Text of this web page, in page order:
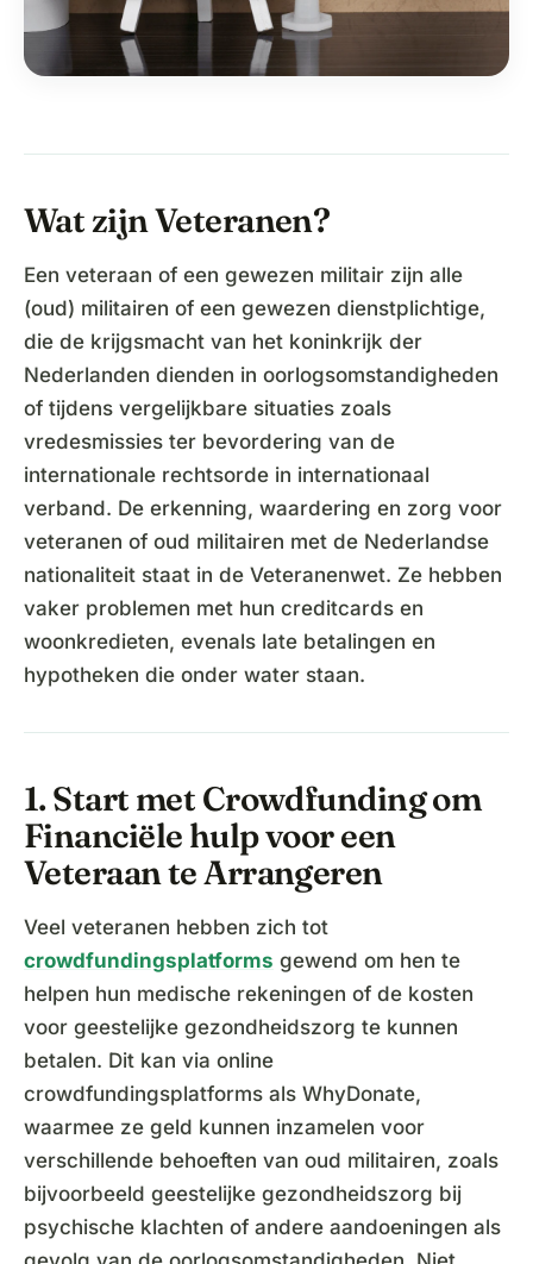
Wat zijn Veteranen?
Een veteraan of een gewezen militair zijn alle
(oud) militairen of een gewezen dienstplichtige,
die de krijgsmacht van het koninkrijk der
Nederlanden dienden in oorlogsomstandigheden
of tijdens vergelijkbare situaties zoals
vredesmissies ter bevordering van de
internationale rechtsorde in internationaal
verband. De erkenning, waardering en zorg voor
veteranen of oud militairen met de Nederlandse
nationaliteit staat in de Veteranenwet. Ze hebben
vaker problemen met hun creditcards en
woonkredieten, evenals late betalingen en
hypotheken die onder water staan.
1. Start met Crowdfunding om
Financiële hulp voor een
Veteraan te Arrangeren
Veel veteranen hebben zich tot
crowdfundingsplatforms gewend om hen te
helpen hun medische rekeningen of de kosten
voor geestelijke gezondheidszorg te kunnen
betalen. Dit kan via online
crowdfundingsplatforms als WhyDonate,
waarmee ze geld kunnen inzamelen voor
verschillende behoeften van oud militairen, zoals
bijvoorbeeld geestelijke gezondheidszorg bij
psychische klachten of andere aandoeningen als